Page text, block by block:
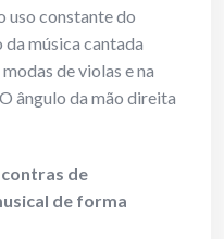
uso constante do
música cantada
de violas e na
ângulo da mão direita
contras de
de forma